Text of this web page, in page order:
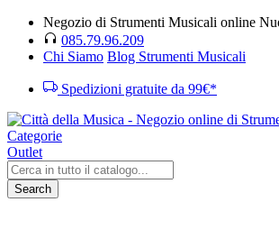
Negozio di Strumenti Musicali online
085.79.96.209
Chi Siamo Blog Strumenti Musicali
Spedizioni gratuite da 99€*
Categorie
Outlet
Search